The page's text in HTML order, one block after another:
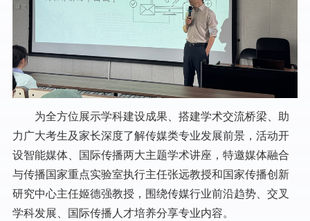
为全方位展示学科建设成果、搭建学术交流桥梁、助
力广大考生及家长深度了解传媒类专业发展前景，活动开
设智能媒体、国际传播两大主题学术讲座，特邀媒体融合
与传播国家重点实验室执行主任张远教授和国家传播创新
研究中心主任姬德强教授，围绕传媒行业前沿趋势、交叉
学科发展、国际传播人才培养分享专业内容。